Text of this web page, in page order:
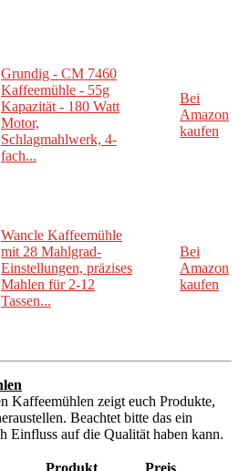
Grundig - CM 7460
Kaffeemühle - 55g
Kapazität - 180 Watt
Motor,
Schlagmahlwerk, 4-
fach...
Bei
Amazon
kaufen
Wancle Kaffeemühle
mit 28 Mahlgrad-
Einstellungen, präzises
Mahlen für 2-12
Tassen...
Bei
Amazon
kaufen
Kaffeemühlen zeigt euch Produkte,
Beachtet bitte das ein
Einfluss auf die Qualität haben kann.
Produkt Preis